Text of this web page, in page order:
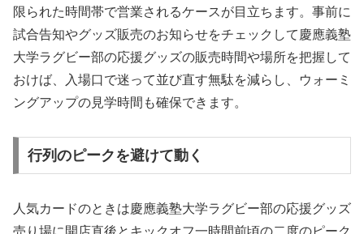
限られた時間帯で営業されるケースが目立ちます。事前に
試合告知やグッズ販売のお知らせをチェックして慶應義塾
大学ラグビー部の応援グッズの販売時間や場所を把握して
おけば、入場口で迷って並び直す無駄を減らし、ウォーミ
ングアップの見学時間も確保できます。
行列のピークを避けて動く
人気カードのときは慶應義塾大学ラグビー部の応援グッズ